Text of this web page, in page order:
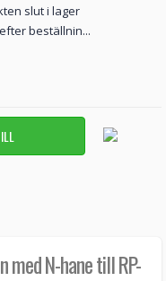
slut i lager
beställnin...
N-hane till RP-